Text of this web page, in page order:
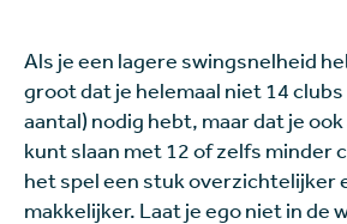
Als je een lagere swingsnelheid
groot dat je helemaal niet 14
aantal) nodig hebt, maar dat je
kunt slaan met 12 of zelfs minder
het spel een stuk overzichtelijker
makkelijker. Laat je ego niet in de